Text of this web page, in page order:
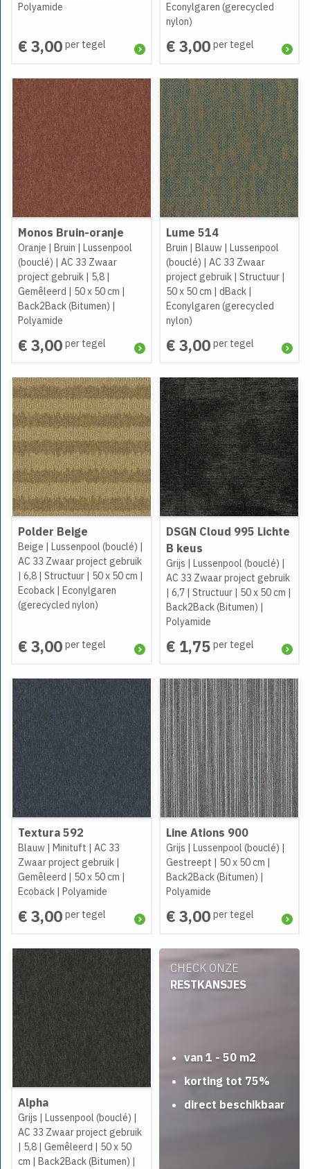
Polyamide
€ 3,00 per tegel
Econylgaren (gerecycled
nylon)
€ 3,00 per tegel
Monos Bruin-oranje
Oranje | Bruin | Lussenpool
(bouclé) | AC 33 Zwaar
project gebruik | 5,8 |
Gemêleerd | 50 x 50 cm |
Back2Back (Bitumen) |
Polyamide
€ 3,00 per tegel
Lume 514
Bruin | Blauw| Lussenpool
(bouclé) | AC 33 Zwaar
project gebruik| Structuur|
50 x 50 cm | dBack|
Econylgaren (gerecycled
nylon)
€ 3,00 per tegel
Polder Beige
Beige | Lussenpool (bouclé) |
AC 33 Zwaar project gebruik
| 6,8 | Structuur | 50 x 50 cm |
Ecoback | Econylgaren
(gerecycled nylon)
€ 3,00 per tegel
DSGN Cloud 995 Lichte
B keus
Grijs | Lussenpool (bouclé) |
AC 33 Zwaar project gebruik
| 6,7| Structuur| 50 x 50 cm |
Back2Back (Bitumen) |
Polyamide
€ 1,75 per tegel
Textura 592
Blauw | Minituft | AC 33
Zwaar project gebruik |
Gemêleerd | 50 x 50 cm |
Ecoback | Polyamide
€ 3,00 per tegel
Line Ations 900
Grijs | Lussenpool (bouclé) |
Gestreept | 50 x 50 cm |
Back2Back (Bitumen) |
Polyamide
€ 3,00 per tegel
Alpha
Grijs | Lussenpool (bouclé) |
AC 33 Zwaar project gebruik
| 5,8 | Gemêleerd | 50 x 50
cm | Back2Back (Bitumen) |
CHECK ONZE
RESTKANSJES
van 1 - 50 m2
korting tot 75%
direct beschikbaar